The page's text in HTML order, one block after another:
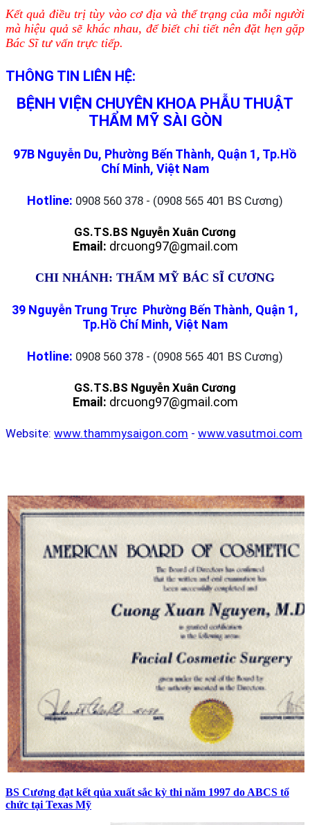
Kết quả điều trị tùy vào cơ địa và thể trạng của mỗi người
mà hiệu quả sẽ khác nhau, để biết chi tiết nên đặt hẹn gặp
Bác Sĩ tư vấn trực tiếp.
THÔNG TIN LIÊN HỆ:
BỆNH VIỆN CHUYÊN KHOA PHẪU THUẬT
THẨM MỸ SÀI GÒN
97B Nguyễn Du, Phường Bến Thành, Quận 1, Tp.Hồ
Chí Minh, Việt Nam
Hotline: 0908 560 378 - (0908 565 401 BS Cương)
GS.TS.BS Nguyễn Xuân Cương
Email: drcuong97@gmail.com
CHI NHÁNH: THẨM MỸ BÁC SĨ CƯƠNG
39 Nguyễn Trung Trực Phường Bến Thành, Quận 1,
Tp.Hồ Chí Minh, Việt Nam
Hotline: 0908 560 378 - (0908 565 401 BS Cương)
GS.TS.BS Nguyễn Xuân Cương
Email: drcuong97@gmail.com
Website: www.thammysaigon.com - www.vasutmoi.com
BS Cương đạt kết qủa xuất sắc kỳ thi năm 1997 do ABCS tổ
chức tại Texas Mỹ